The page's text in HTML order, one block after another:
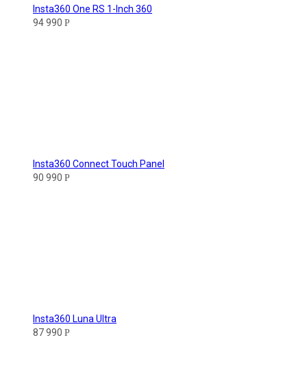
Insta360 One RS 1-Inch 360
94 990 Р
Insta360 Connect Touch Panel
90 990 Р
Insta360 Luna Ultra
87 990 Р